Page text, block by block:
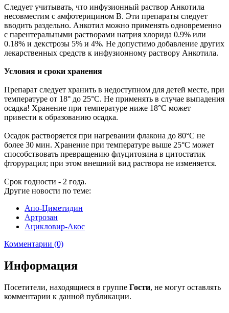
Следует учитывать, что инфузионный раствор Анкотила
несовместим с амфотерицином В. Эти препараты следует
вводить раздельно. Анкотил можно применять одновременно
с парентеральными растворами натрия хлорида 0.9% или
0.18% и декстрозы 5% и 4%. Не допустимо добавление других
лекарственных средств к инфузионному раствору Анкотила.
Условия и сроки хранения
Препарат следует хранить в недоступном для детей месте, при
температуре от 18° до 25°С. Не применять в случае выпадения
осадка! Хранение при температуре ниже 18°С может
привести к образованию осадка.
Осадок растворяется при нагревании флакона до 80°С не
более 30 мин. Хранение при температуре выше 25°С может
способствовать превращению флуцитозина в цитостатик
фторурацил; при этом внешний вид раствора не изменяется.
Срок годности - 2 года.
Другие новости по теме:
Апо-Циметидин
Артрозан
Ацикловир-Акос
Комментарии (0)
Информация
Посетители, находящиеся в группе Гости, не могут оставлять
комментарии к данной публикации.